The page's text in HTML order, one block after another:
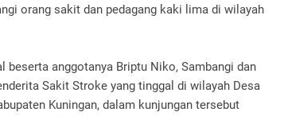
orang sakit dan pedagang kaki lima di wilayah
beserta anggotanya Briptu Niko, Sambangi dan
Sakit Stroke yang tinggal di wilayah Desa
Kuningan, dalam kunjungan tersebut